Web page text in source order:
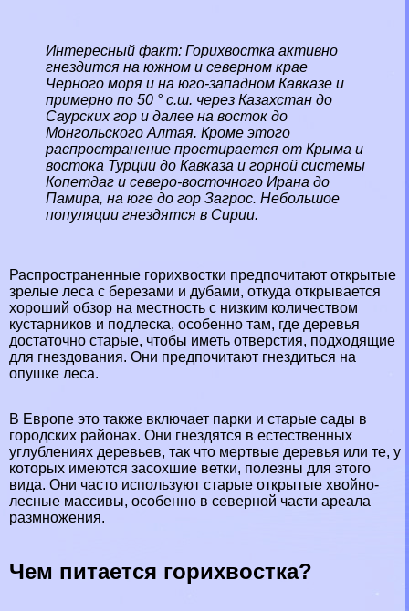
Интересный факт: Горихвостка активно
гнездится на южном и северном крае
Черного моря и на юго-западном Кавказе и
примерно по 50 ° с.ш. через Казахстан до
Саурских гор и далее на восток до
Монгольского Алтая. Кроме этого
распространение простирается от Крыма и
востока Турции до Кавказа и горной системы
Копетдаг и северо-восточного Ирана до
Памира, на юге до гор Загрос. Небольшое
популяции гнездятся в Сирии.
Распространенные горихвостки предпочитают открытые
зрелые леса с березами и дубами, откуда открывается
хороший обзор на местность с низким количеством
кустарников и подлеска, особенно там, где деревья
достаточно старые, чтобы иметь отверстия, подходящие
для гнездования. Они предпочитают гнездиться на
опушке леса.
В Европе это также включает парки и старые сады в
городских районах. Они гнездятся в естественных
углублениях деревьев, так что мертвые деревья или те, у
которых имеются засохшие ветки, полезны для этого
вида. Они часто используют старые открытые хвойно-
лесные массивы, особенно в северной части ареала
размножения.
Чем питается горихвостка?